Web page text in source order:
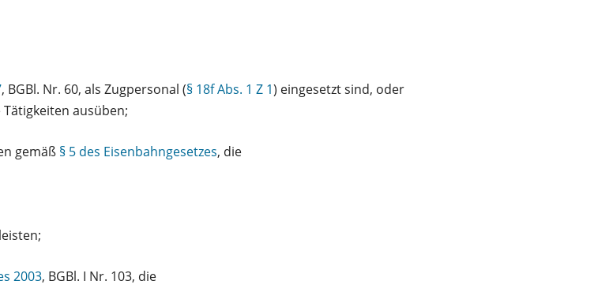
, BGBl. Nr. 60, als Zugpersonal (§ 18f Abs. 1 Z 1) eingesetzt sind, oder
ausüben;
gemäß § 5 des Eisenbahngesetzes, die
2003, BGBl. I Nr. 103, die